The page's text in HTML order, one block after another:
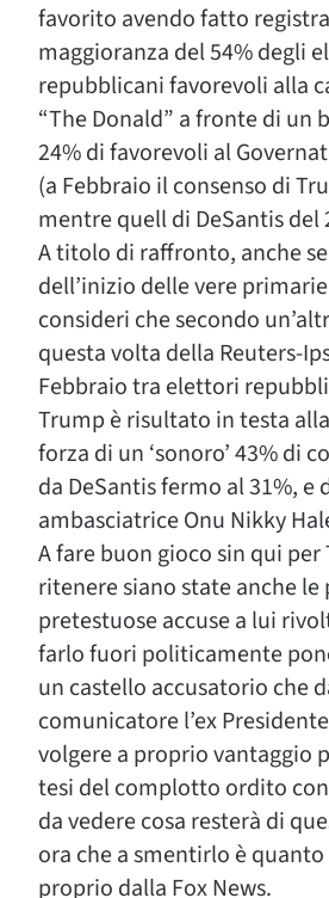
favorito avendo fatto
maggioranza del 54% degli
repubblicani favorevoli alla
“The Donald” a fronte di un
24% di favorevoli al
(a Febbraio il consenso di
mentre quell di DeSantis del
A titolo di raffronto, anche
dell’inizio delle vere
consideri che secondo
questa volta della Reuters-
Febbraio tra elettori
Trump è risultato in testa
forza di un ‘sonoro’ 43% di
da DeSantis fermo al 31%, e
ambasciatrice Onu Nikky
A fare buon gioco sin qui
ritenere siano state anche le
pretestuose accuse a lui
farlo fuori politicamente
un castello accusatorio che
comunicatore l’ex
volgere a proprio vantaggio
tesi del complotto ordito
da vedere cosa resterà di
ora che a smentirlo è
proprio dalla Fox News.